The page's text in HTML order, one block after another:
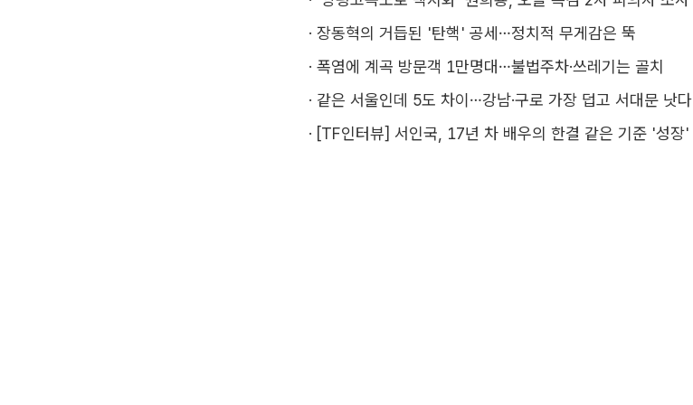
· 장동혁의 거듭된 '탄핵' 공세…정치적 무게감은 뚝
· 폭염에 계곡 방문객 1만명대…불법주차·쓰레기는 골치
· 같은 서울인데 5도 차이…강남·구로 가장 덥고 서대문 낫다
· [TF인터뷰] 서인국, 17년 차 배우의 한결 같은 기준 '성장'